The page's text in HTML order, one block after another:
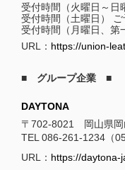
受付時間（火曜日～日
受付時間（土曜日） ご
受付時間（月曜日、第
URL： https://union-
■ グループ企業 ■
DAYTONA
〒702-8021 岡山県岡
TEL 086-261-1234（
URL： https://daytona-